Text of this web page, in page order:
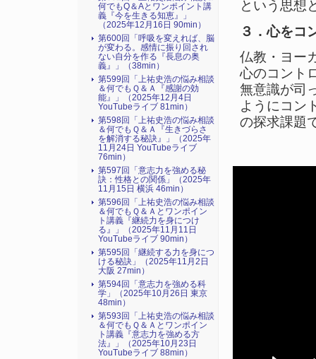
という思想
３．心をコ
仏教・ヨー
心のコント
無意識が司
ようにコン
の探求課題
何でもQ＆Aとワンポイント講
義『今を生きる知恵』」
（2025年12月16日 90min）
第600回「呼吸を変えれば、脳
が変わる。感情に振り回され
ない自分を作る『長息の奥
義』」（38min）
第599回「上祐史浩の悩み相談
＆何でもＱ＆Ａ『感謝の効
能』」（2025年12月4日
YouTubeライブ 81min）
第598回「上祐史浩の悩み相談
＆何でもＱ＆Ａ『生きづらさ
を解消する秘訣』​」（2025年
11月24日 YouTubeライブ
76min）
第597回「意志力を強める秘
訣：性格との関係」（2025年
11月15日 横浜 46min）
第596回「上祐史浩の悩み相談
＆何でもＱ＆Ａとワンポイン
ト講義『継続力を身につけ
る』​」（2025年11月11日
YouTubeライブ 90min）
第595回「継続する力を身につ
ける秘訣」（2025年11月2日
大阪 27min）
第594回「意志力を強める科
学」（2025年10月26日 東京
48min）
第593回「上祐史浩の悩み相談
＆何でもＱ＆Ａとワンポイン
ト講義『意志力を強める方
法』​」（2025年10月23日
YouTubeライブ 88min）